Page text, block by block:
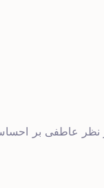
نظر عاطفی بر